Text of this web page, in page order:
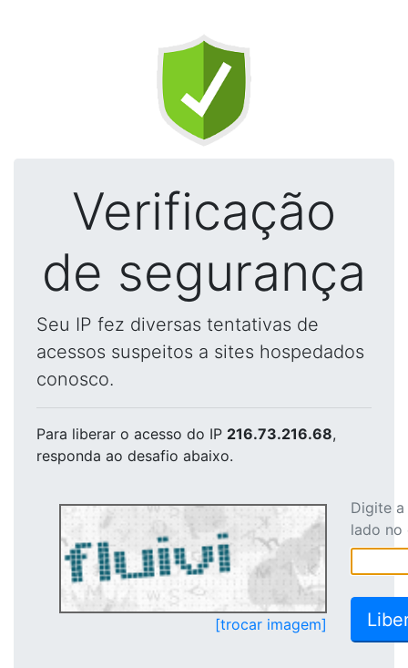
Verificação
de segurança
Seu IP fez diversas tentativas de
acessos suspeitos a sites hospedados
conosco.
Para liberar o acesso do IP 216.73.216.68,
responda ao desafio abaixo.
[trocar imagem]
Digite
lado no